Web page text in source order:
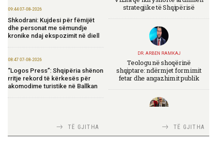
09:44 07-08-2026
Shkodrani: Kujdesi për fëmijët
dhe personat me sëmundje
kronike ndaj ekspozimit në diell
08:47 07-08-2026
“Logos Press”: Shqipëria shënon
rritje rekord të kërkesës për
akomodime turistike në Ballkan
platformën e re elektronike të
prokurimeve
TË GJITHA
strategjike të Shqipërisë
DR. ARBEN RAMKAJ
Teologu në shoqërinë
shqiptare: ndërmjet formimit
fetar dhe angazhimit publik
TIRANA DIPLOMATTË GJITHA